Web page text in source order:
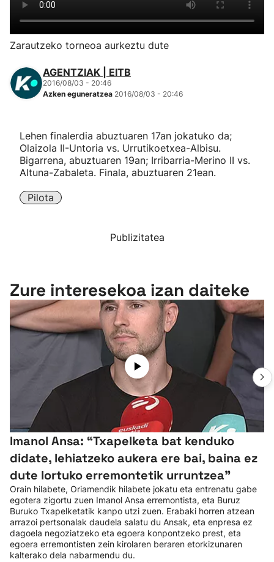
Herri-kirolak
Eskubaloia
Kirolak 360
Mendi-lasterketak
Zarautzeko torneoa aurkeztu dute
AGENTZIAK | EITB
2016/08/03 - 20:46
Azken eguneratzea 2016/08/03 - 20:46
Lehen finalerdia abuztuaren 17an jokatuko da;
Olaizola II-Untoria vs. Urrutikoetxea-Albisu.
Bigarrena, abuztuaren 19an; Irribarria-Merino II vs.
Altuna-Zabaleta. Finala, abuztuaren 21ean.
Pilota
Publizitatea
Zure interesekoa izan daiteke
Imanol Ansa: “Txapelketa bat kenduko
didate, lehiatzeko aukera ere bai, baina ez
dute lortuko erremontetik urruntzea"
Orain hilabete, Oriamendik hilabete jokatu eta entrenatu gabe
egotera zigortu zuen Imanol Ansa erremontista, eta Buruz
Buruko Txapelketatik kanpo utzi zuen. Erabaki horren atzean
arrazoi pertsonalak daudela salatu du Ansak, eta enpresa ez
dagoela negoziatzeko eta egoera konpontzeko prest, eta
egoera erremontisten zein kirolaren beraren etorkizunaren
kalterako dela nabarmendu du.